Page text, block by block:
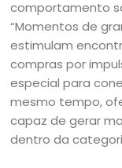
comportamento
“Momentos de
estimulam
compras por
especial para
mesmo tempo,
capaz de gerar
dentro da